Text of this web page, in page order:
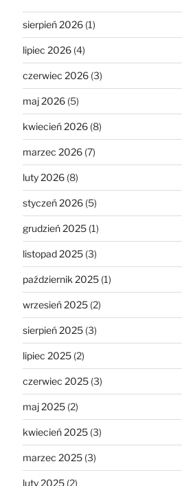
sierpień 2026(1)
lipiec 2026(4)
czerwiec 2026(3)
maj 2026(5)
kwiecień 2026(8)
marzec 2026(7)
luty 2026(8)
styczeń 2026(5)
grudzień 2025(1)
listopad 2025(3)
październik 2025(1)
wrzesień 2025(2)
sierpień 2025(3)
lipiec 2025(2)
czerwiec 2025(3)
maj 2025(2)
kwiecień 2025(3)
marzec 2025(3)
luty 2025(2)